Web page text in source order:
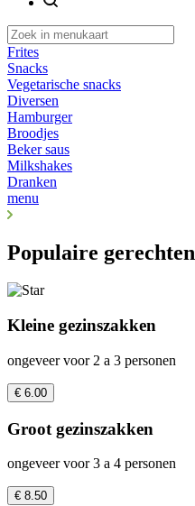
Frites
Snacks
Vegetarische snacks
Diversen
Hamburger
Broodjes
Beker saus
Milkshakes
Dranken
menu
Populaire gerechten
Kleine gezinszakken
ongeveer voor 2 a 3 personen
€ 6.00
Groot gezinszakken
ongeveer voor 3 a 4 personen
€ 8.50